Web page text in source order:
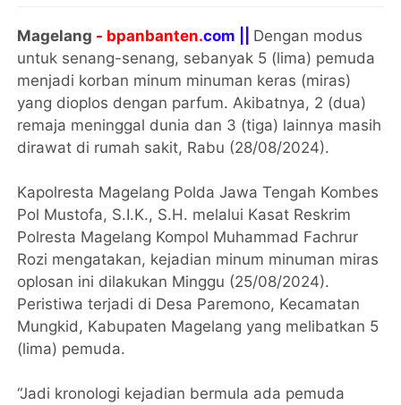
Magelang - bpanbanten.com || Dengan modus
untuk senang-senang, sebanyak 5 (lima) pemuda
menjadi korban minum minuman keras (miras)
yang dioplos dengan parfum. Akibatnya, 2 (dua)
remaja meninggal dunia dan 3 (tiga) lainnya masih
dirawat di rumah sakit, Rabu (28/08/2024).
Kapolresta Magelang Polda Jawa Tengah Kombes
Pol Mustofa, S.I.K., S.H. melalui Kasat Reskrim
Polresta Magelang Kompol Muhammad Fachrur
Rozi mengatakan, kejadian minum minuman miras
oplosan ini dilakukan Minggu (25/08/2024).
Peristiwa terjadi di Desa Paremono, Kecamatan
Mungkid, Kabupaten Magelang yang melibatkan 5
(lima) pemuda.
“Jadi kronologi kejadian bermula ada pemuda